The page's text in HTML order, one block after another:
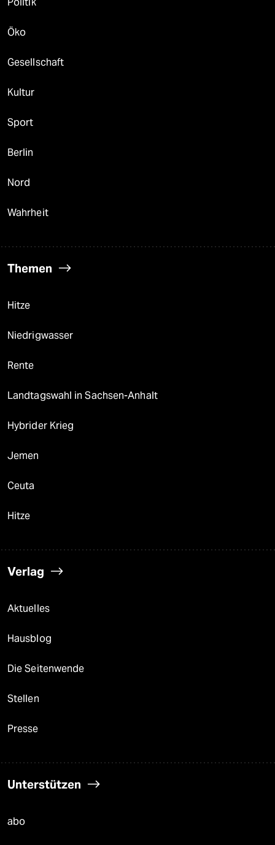
Öko
Gesellschaft
Kultur
Sport
Berlin
Nord
Wahrheit
Themen
Hitze
Niedrigwasser
Rente
Landtagswahl in Sachsen-Anhalt
Hybrider Krieg
Jemen
Ceuta
Hitze
Verlag
Aktuelles
Hausblog
Die Seitenwende
Stellen
Presse
Unterstützen
abo